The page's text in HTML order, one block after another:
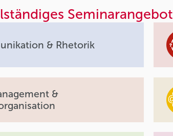
Seminarangebot
& Rhetorik
&